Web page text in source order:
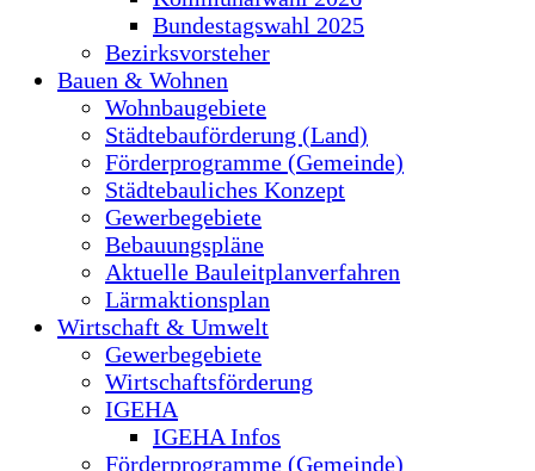
Bundestagswahl 2025
Bezirksvorsteher
Bauen & Wohnen
Wohnbaugebiete
Städtebauförderung (Land)
Förderprogramme (Gemeinde)
Städtebauliches Konzept
Gewerbegebiete
Bebauungspläne
Aktuelle Bauleitplanverfahren
Lärmaktionsplan
Wirtschaft & Umwelt
Gewerbegebiete
Wirtschaftsförderung
IGEHA
IGEHA Infos
Förderprogramme (Gemeinde)